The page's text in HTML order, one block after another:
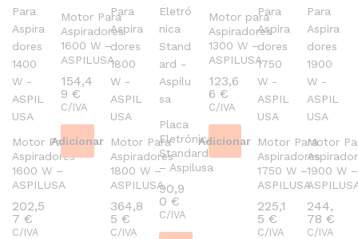
Motor Para
Aspiradores
1600 W –
ASPILUSA
202,5
7 €
C/IVA
Motor Para
Aspiradores
1600 W –
ASPILUSA
154,4
9€
C/IVA
Adicionar
Motor Para
Aspiradores
1800 W –
ASPILUSA
364,8
5 €
C/IVA
Placa
Eletrónica
Standard
– Aspilusa
90,9
0€
C/IVA
Motor para
Aspiradores
1300 W –
ASPILUSA
123,6
6 €
C/IVA
Adicionar
Motor Para
Aspiradores
1750 W –
ASPILUSA
225,1
5€
C/IVA
Motor
1900 W –
244,
78 €
C/IVA